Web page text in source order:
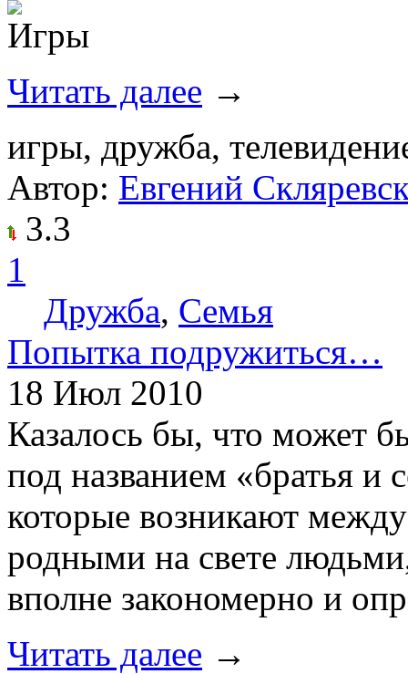
Читать далее →
игры, дружба,
Автор: Евгений
3.3
1
Дружба, Семья
Попытка подружиться…
18 Июл 2010
Казалось бы, что может
под названием «братья
которые возникают
родными на свете
вполне закономерно и
Читать далее →